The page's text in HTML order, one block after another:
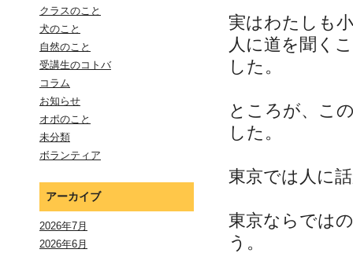
クラスのこと
犬のこと
自然のこと
受講生のコトバ
コラム
お知らせ
オポのこと
未分類
ボランティア
アーカイブ
2026年7月
2026年6月
実はわたしも
人に道を聞く
した。
ところが、こ
した。
東京では人に
東京ならでは
う。